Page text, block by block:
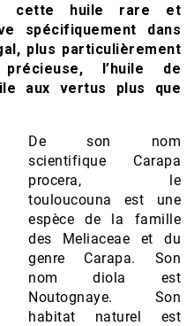
cette huile rare et
spécifiquement dans
plus particulièrement
l’huile de
aux vertus plus que
De son nom
scientifique Carapa
procera, le
touloucouna est une
espèce de la famille
des Meliaceae et du
genre Carapa. Son
nom diola est
Noutognaye. Son
habitat naturel est